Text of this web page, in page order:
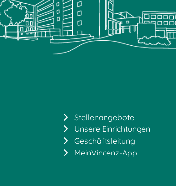
Stellenangebote
Unsere Einrichtungen
Geschäftsleitung
MeinVincenz-App